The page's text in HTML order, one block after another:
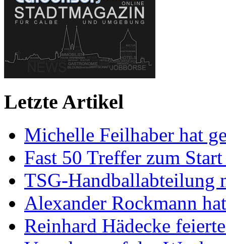
Letzte Artikel
Michelle Feilhaber hat
Fast 50 Treffer zum
TSG-Handballabteilung
Alexander Rockmann
Reinhard Hädecke